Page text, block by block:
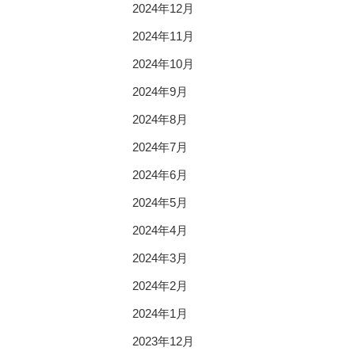
2024年12月
2024年11月
2024年10月
2024年9月
2024年8月
2024年7月
2024年6月
2024年5月
2024年4月
2024年3月
2024年2月
2024年1月
2023年12月